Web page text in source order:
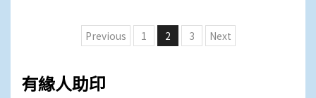
文
分
Previous 1 2 3 Next
有緣人助印